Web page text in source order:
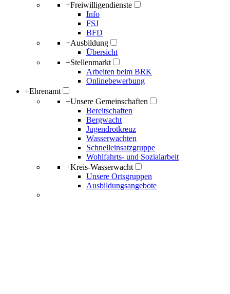
+Freiwilligendienste
Info
FSJ
BFD
+Ausbildung
Übersicht
+Stellenmarkt
Arbeiten beim BRK
Onlinebewerbung
+Ehrenamt
+Unsere Gemeinschaften
Bereitschaften
Bergwacht
Jugendrotkreuz
Wasserwachten
Schnelleinsatzgruppe
Wohlfahrts- und Sozialarbeit
+Kreis-Wasserwacht
Unsere Ortsgruppen
Ausbildungsangebote